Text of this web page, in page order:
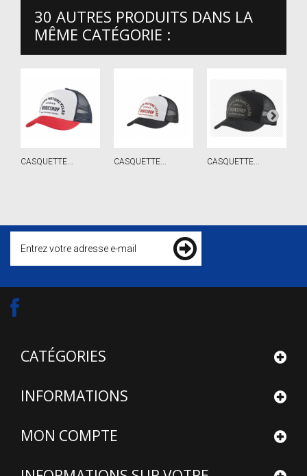
30 AUTRES PRODUITS DANS LA
MÊME CATÉGORIE :
CASQUETTE... CASQUETTE... CASQUETTE...
CATÉGORIES
INFORMATIONS
MON COMPTE